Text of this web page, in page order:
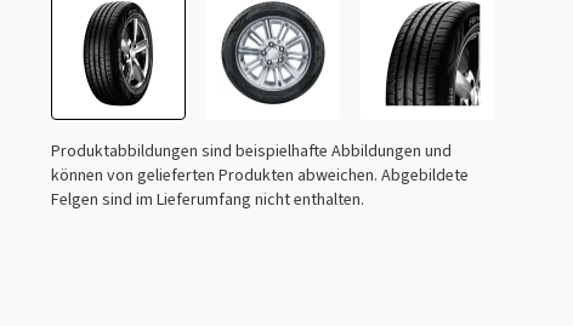
Produktabbildungen sind beispielhafte Abbildungen und
können von gelieferten Produkten abweichen. Abgebildete
Felgen sind im Lieferumfang nicht enthalten.